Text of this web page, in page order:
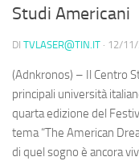
Studi Americani
DI TVLASER@TIN.IT · 12/
(Adnkronos) – Il Centro
principali università
quarta edizione del
tema “The American
di quel sogno è ancora